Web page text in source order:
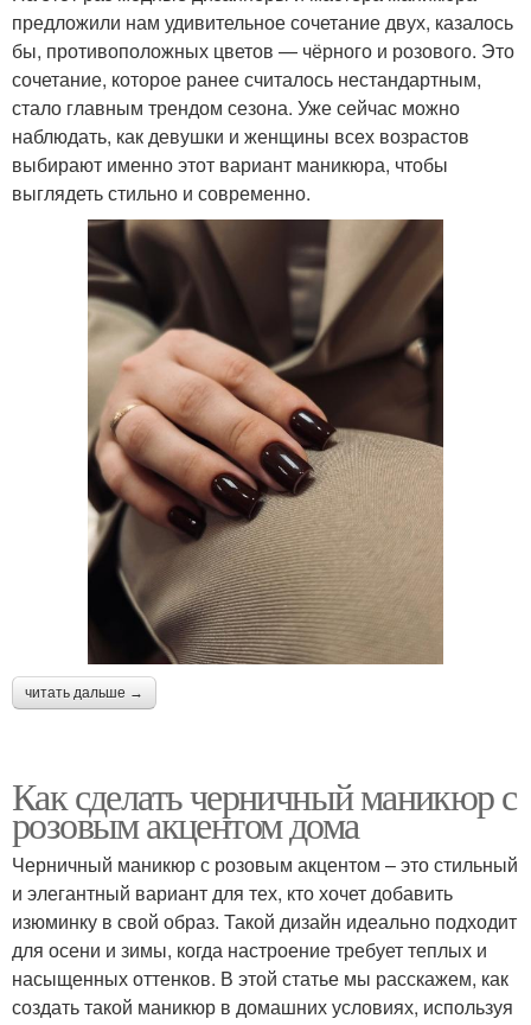
предложили нам удивительное сочетание двух, казалось
бы, противоположных цветов — чёрного и розового. Это
сочетание, которое ранее считалось нестандартным,
стало главным трендом сезона. Уже сейчас можно
наблюдать, как девушки и женщины всех возрастов
выбирают именно этот вариант маникюра, чтобы
выглядеть стильно и современно.
читать дальше →
Как сделать черничный маникюр с
розовым акцентом дома
Черничный маникюр с розовым акцентом – это стильный
и элегантный вариант для тех, кто хочет добавить
изюминку в свой образ. Такой дизайн идеально подходит
для осени и зимы, когда настроение требует теплых и
насыщенных оттенков. В этой статье мы расскажем, как
создать такой маникюр в домашних условиях, используя